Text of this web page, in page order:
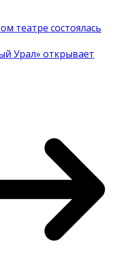
театре состоялась
Урал» открывает